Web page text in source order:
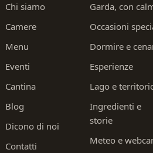
Chi siamo
Camere
Menu
Eventi
Cantina
Blog
Dicono di noi
Contatti
Garda, con
Occasioni
Dormire e
Esperienze
Lago e
Ingredienti e
storie
Meteo e